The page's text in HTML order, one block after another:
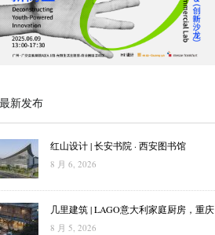
新发布
红山设计 | 长安书院 · 西安图书馆
8 月 6, 2026
几里建筑 | LAGO意大利家庭厨房，重庆
8 月 5, 2026